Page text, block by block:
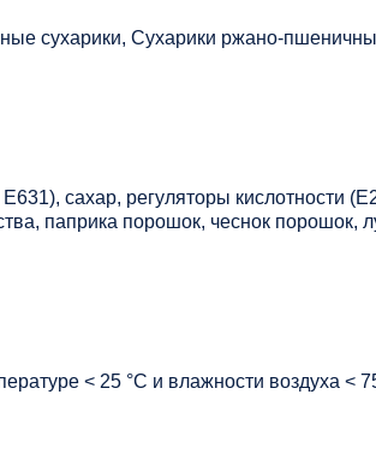
сухарики, Сухарики ржано-
сахар, регуляторы кислотности
паприка порошок, чеснок порошок,
< 25 °C и влажности воздуха <